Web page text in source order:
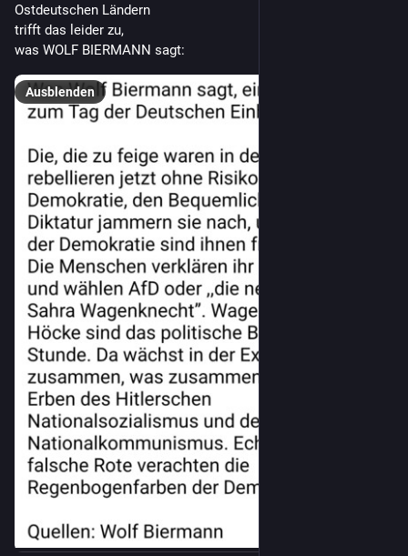
Ostdeutschen Ländern
trifft das leider zu,
was WOLF BIERMANN sagt:
Ausblenden